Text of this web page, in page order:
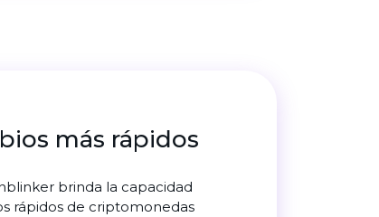
más rápidos
brinda la capacidad
rápidos de criptomonedas